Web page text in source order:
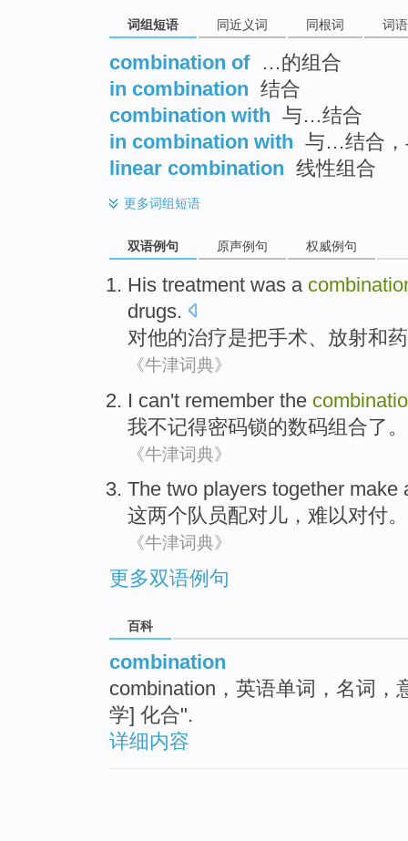
词组短语 同近义词 同根词 词
combination of
…的组合
in combination 结合
combination with 与…结合
in combination with 与…结合
linear combination 线性组合
更多词组短语
双语例句 原声例句 权威例句
His treatment was a
drugs.
对他的治疗是把手术、 放射和
《牛津词典》
I can't remember the
我不记得密码锁的数码组合了。
《牛津词典》
The two players together make
这两个 队员配对儿，难以对付。
《牛津词典》
更多双语例句
百科
combination
combination，英语单词，名词，
学] 化合".
详细内容